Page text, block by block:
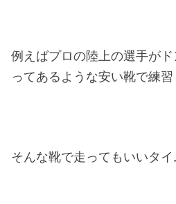
例えばプロの陸上の選手が
ってあるような安い靴で練
そんな靴で走ってもいいタイ